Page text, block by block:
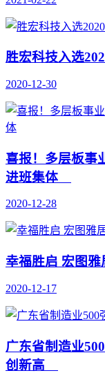
胜宏科技入选
2020-12-30
喜报！多层板事
进班集体
2020-12-28
幸福胜启 宏图
2020-12-17
广东省制造业
创新高